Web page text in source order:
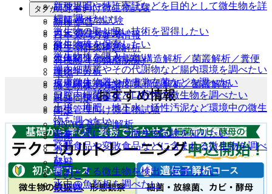
新種提唱や特許寄託などを目的として微生物を詳
細に調べたい
微生物の取り扱い技術を習得したい
微生物株を保存したい
微生物株を購入したい
腸内細菌叢やその代謝物など腸内環境を調べたい
皮膚微生物叢や皮膚常在菌などを調べたい
口腔内細菌叢など口腔内の微生物を調べたい
土壌、堆肥、地下水、活性汚泥など環境中の微生
物を調べたい
衛生管理に役立つ微生物試験を知りたい
発酵食品や変敗食品などに含まれる微生物を調べ
たい
目的とする微生物を検出、定量したい
水中の魚類相を調べたい
研究者向け微生物試験
細菌 微生物試験
カビ 微生物試験
酵母 微生物試験
生体関連 微生物群集構造解析／菌叢解析／糞便
理化学分析
環境関連 微生物群集構造解析／菌叢解析
製品・技術提供
衛生管理向け微生物試験
タグからさがす
新種提唱
日本薬局方参考情報
微生物群集構造解析
有機酸（短鎖脂肪酸）
環境
微生物株の分譲
迅速同定
同定
DNA塩基配列解析
細菌
カビ
酵母
きのこ
鉄細菌
おすすめ情報